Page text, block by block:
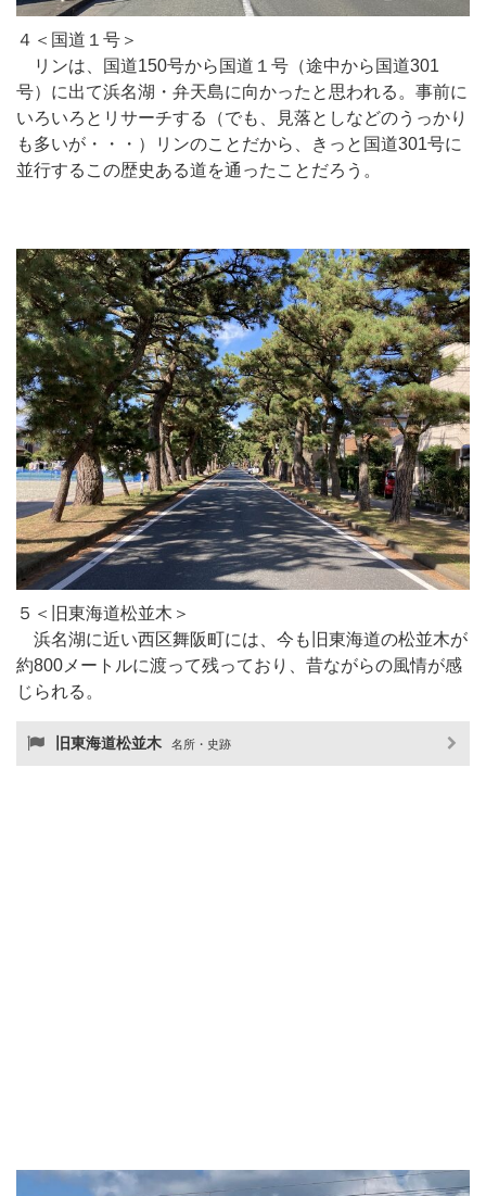
４＜国道１号＞
リンは、国道150号から国道１号（途中から国道301
号）に出て浜名湖・弁天島に向かったと思われる。事前に
いろいろとリサーチする（でも、見落としなどのうっかり
も多いが・・・）リンのことだから、きっと国道301号に
並行するこの歴史ある道を通ったことだろう。
５＜旧東海道松並木＞
浜名湖に近い西区舞阪町には、今も旧東海道の松並木が
約800メートルに渡って残っており、昔ながらの風情が感
じられる。
旧東海道松並木 名所・史跡